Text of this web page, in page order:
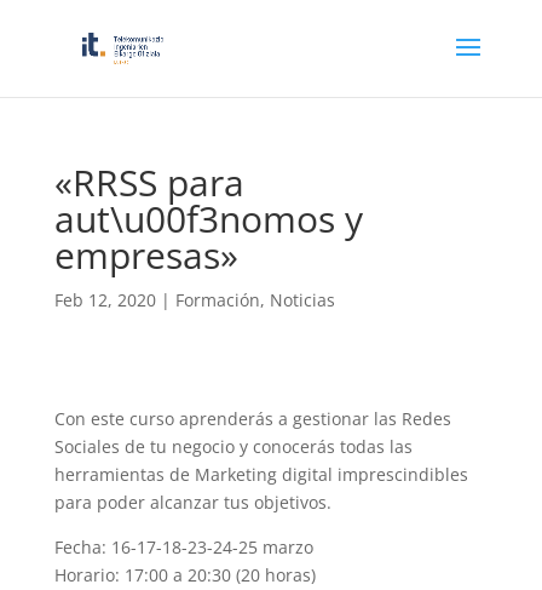
«RRSS para
aut\u00f3nomos y
empresas»
Feb 12, 2020| Formación, Noticias
Con este curso aprenderás a gestionar las Redes
Sociales de tu negocio y conocerás todas las
herramientas de Marketing digital imprescindibles
para poder alcanzar tus objetivos.
Fecha: 16-17-18-23-24-25 marzo
Horario: 17:00 a 20:30 (20 horas)